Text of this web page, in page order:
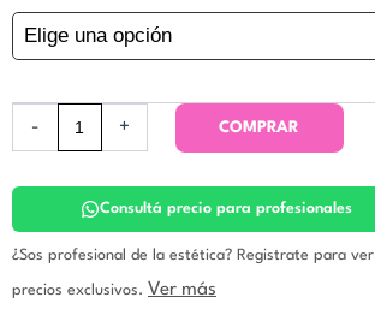
-
SERUM
Marino.
cantidad
+ COMPRAR
Consultá precio para profesionales
¿Sos profesional de la estética? Registrate para ver
precios exclusivos. Ver más